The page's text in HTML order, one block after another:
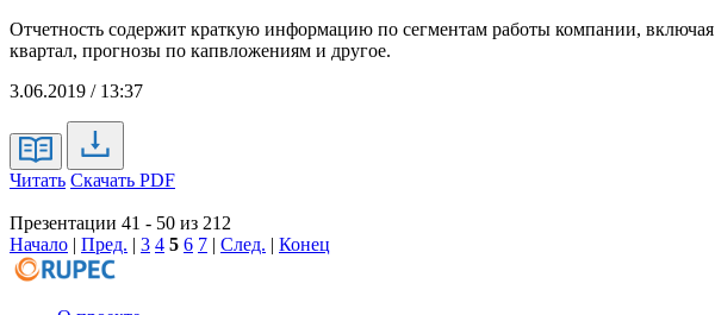
Отчетность содержит краткую информацию по сегментам работы компании,
квартал, прогнозы по капвложениям и другое.
3.06.2019 / 13:37
Читать Скачать PDF
Презентации 41 - 50 из 212
Начало | Пред. | 3 4 5 6 7 | След. | Конец